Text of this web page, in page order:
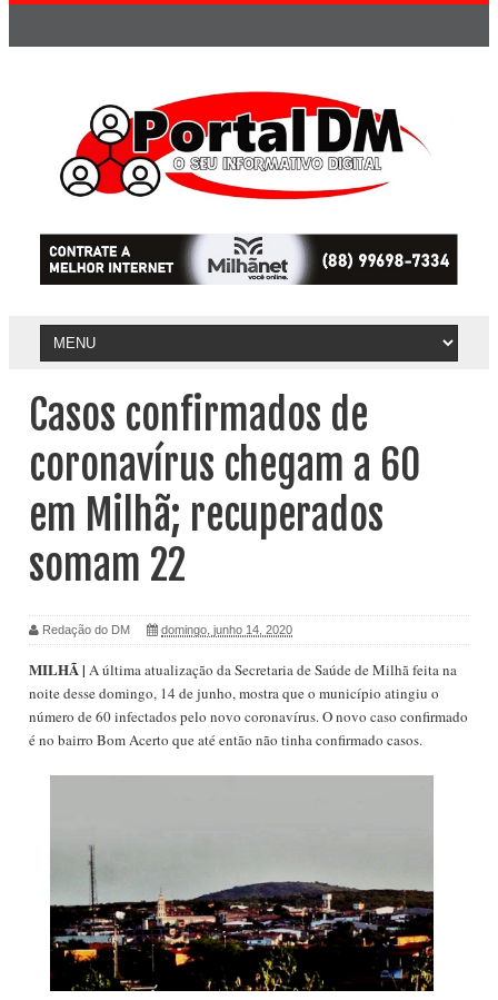
Casos confirmados de
coronavírus chegam a 60
em Milhã; recuperados
somam 22
Redação do DM domingo, junho 14, 2020
MILHÃ | A última atualização da Secretaria de Saúde de Milhã feita na
noite desse domingo, 14 de junho, mostra que o município atingiu o
número de 60 infectados pelo novo coronavírus. O novo caso confirmado
é no bairro Bom Acerto que até então não tinha confirmado casos.